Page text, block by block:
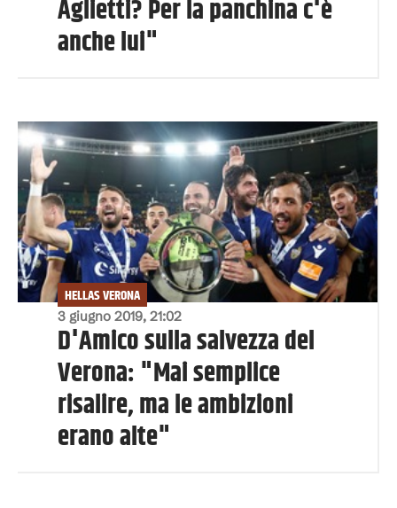
Aglietti? Per la panchina c'è
anche lui"
3 giugno 2019, 21:02
HELLAS VERONA
D'Amico sulla salvezza del
Verona: "Mai semplice
risalire, ma le ambizioni
erano alte"